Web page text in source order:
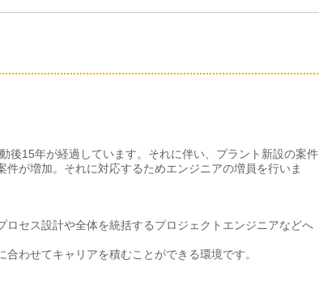
後15年が経過しています。それに伴い、プラント新設の案件
が増加。それに対応するためエンジニアの増員を行いま
セス設計や全体を統括するプロジェクトエンジニアなどへ
わせてキャリアを積むことができる環境です。